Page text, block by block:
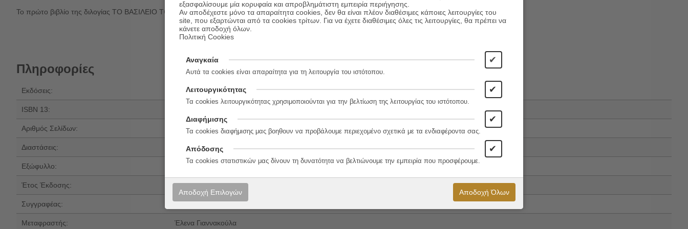
Το πρώτο βιβλίο της διλογίας ΤΟ ΒΑΣΙΛΕΙΟ ΤΟΥ ΣΤΟΟΥΝΓΟΥΟΤΕΡ θα σε βυθίσει σε μία γοτθική ιστορία αγάπης τυλιγμένη στην ομίχλη…
Πληροφορίες
Εκδόσεις: Ψυχογιός
ISBN 13:
Αριθμός Σελίδων: 512
Διαστάσεις: 21x14
Εξώφυλλο:
Έτος Έκδοσης: 2026
Συγγραφέας: Rachel Gillig
Μεταφραστής: Έλενα Γιαννακούλα
εξασφαλίσουμε μία κορυφαία και απροβλημάτιστη εμπειρία περιήγησης.
Αν αποδέχεστε μόνο τα απαραίτητα cookies, δεν θα είναι πλέον διαθέσιμες κάποιες λειτουργίες του
site, που εξαρτώνται από τα cookies τρίτων. Για να έχετε διαθέσιμες όλες τις λειτουργίες, θα πρέπει να
κάνετε αποδοχή όλων.
Πολιτική Cookies
Αναγκαία ✔
Αυτά τα cookies είναι απαραίτητα για τη λειτουργία του ιστότοπου.
Λειτουργικότητας ✔
Τα cookies λειτουργικότητας χρησιμοποιούνται για την βελτίωση της λειτουργίας του ιστότοπου.
Διαφήμισης ✔
Τα cookies διαφήμισης μας βοηθουν να προβάλουμε περιεχομένο σχετικά με τα ενδιαφέροντα σας.
Απόδοσης ✔
Τα cookies στατιστικών μας δίνουν τη δυνατότητα να βελτιώνουμε την εμπειρία που προσφέρουμε.
Αποδοχή Επιλογών Αποδοχή Όλων